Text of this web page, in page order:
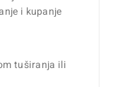
i kupanje
tuširanja ili